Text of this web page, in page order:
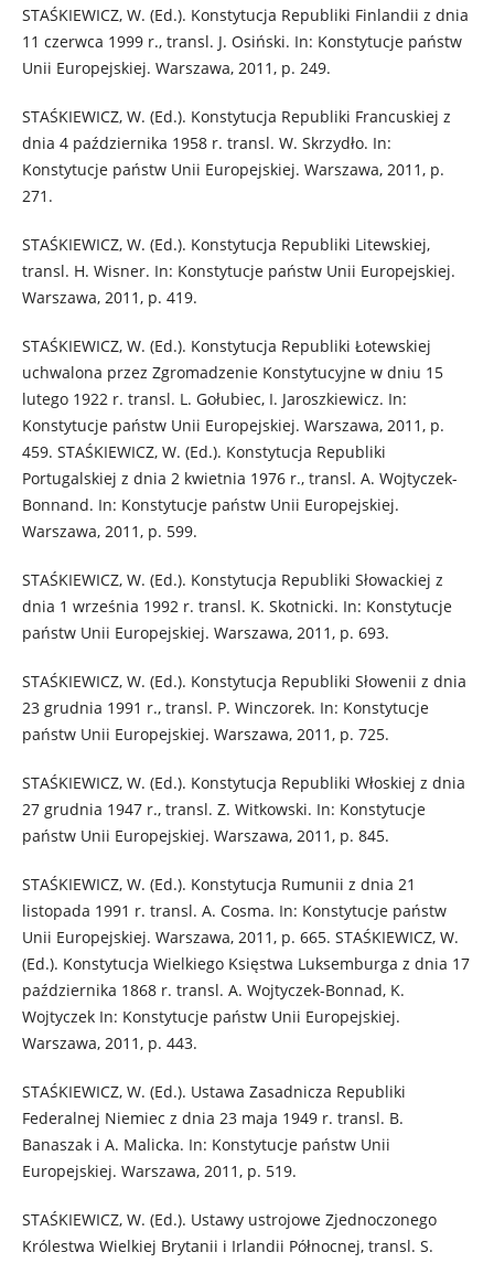
STAŚKIEWICZ, W. (Ed.). Konstytucja Republiki Finlandii z dnia
11 czerwca 1999 r., transl. J. Osiński. In: Konstytucje państw
Unii Europejskiej. Warszawa, 2011, p. 249.
STAŚKIEWICZ, W. (Ed.). Konstytucja Republiki Francuskiej z
dnia 4 października 1958 r. transl. W. Skrzydło. In:
Konstytucje państw Unii Europejskiej. Warszawa, 2011, p.
271.
STAŚKIEWICZ, W. (Ed.). Konstytucja Republiki Litewskiej,
transl. H. Wisner. In: Konstytucje państw Unii Europejskiej.
Warszawa, 2011, p. 419.
STAŚKIEWICZ, W. (Ed.). Konstytucja Republiki Łotewskiej
uchwalona przez Zgromadzenie Konstytucyjne w dniu 15
lutego 1922 r. transl. L. Gołubiec, I. Jaroszkiewicz. In:
Konstytucje państw Unii Europejskiej. Warszawa, 2011, p.
459. STAŚKIEWICZ, W. (Ed.). Konstytucja Republiki
Portugalskiej z dnia 2 kwietnia 1976 r., transl. A. Wojtyczek-
Bonnand. In: Konstytucje państw Unii Europejskiej.
Warszawa, 2011, p. 599.
STAŚKIEWICZ, W. (Ed.). Konstytucja Republiki Słowackiej z
dnia 1 września 1992 r. transl. K. Skotnicki. In: Konstytucje
państw Unii Europejskiej. Warszawa, 2011, p. 693.
STAŚKIEWICZ, W. (Ed.). Konstytucja Republiki Słowenii z dnia
23 grudnia 1991 r., transl. P. Winczorek. In: Konstytucje
państw Unii Europejskiej. Warszawa, 2011, p. 725.
STAŚKIEWICZ, W. (Ed.). Konstytucja Republiki Włoskiej z dnia
27 grudnia 1947 r., transl. Z. Witkowski. In: Konstytucje
państw Unii Europejskiej. Warszawa, 2011, p. 845.
STAŚKIEWICZ, W. (Ed.). Konstytucja Rumunii z dnia 21
listopada 1991 r. transl. A. Cosma. In: Konstytucje państw
Unii Europejskiej. Warszawa, 2011, p. 665. STAŚKIEWICZ, W.
(Ed.). Konstytucja Wielkiego Księstwa Luksemburga z dnia 17
października 1868 r. transl. A. Wojtyczek-Bonnad, K.
Wojtyczek In: Konstytucje państw Unii Europejskiej.
Warszawa, 2011, p. 443.
STAŚKIEWICZ, W. (Ed.). Ustawa Zasadnicza Republiki
Federalnej Niemiec z dnia 23 maja 1949 r. transl. B.
Banaszak i A. Malicka. In: Konstytucje państw Unii
Europejskiej. Warszawa, 2011, p. 519.
STAŚKIEWICZ, W. (Ed.). Ustawy ustrojowe Zjednoczonego
Królestwa Wielkiej Brytanii i Irlandii Północnej, transl. S.